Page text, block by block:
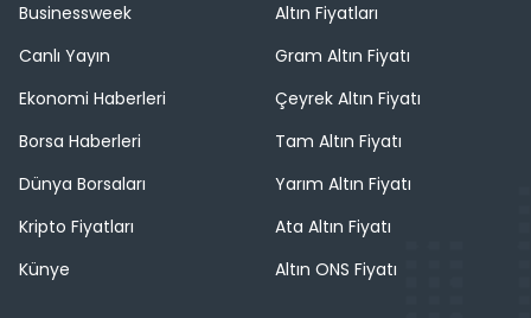
Businessweek
Canlı Yayın
Ekonomi Haberleri
Borsa Haberleri
Dünya Borsaları
Kripto Fiyatları
Künye
Altın Fiyatları
Gram Altın Fiyatı
Çeyrek Altın Fiyatı
Tam Altın Fiyatı
Yarım Altın Fiyatı
Ata Altın Fiyatı
Altın ONS Fiyatı